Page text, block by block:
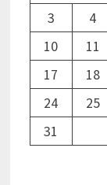
3
4
10
11
17
18
24
25
31